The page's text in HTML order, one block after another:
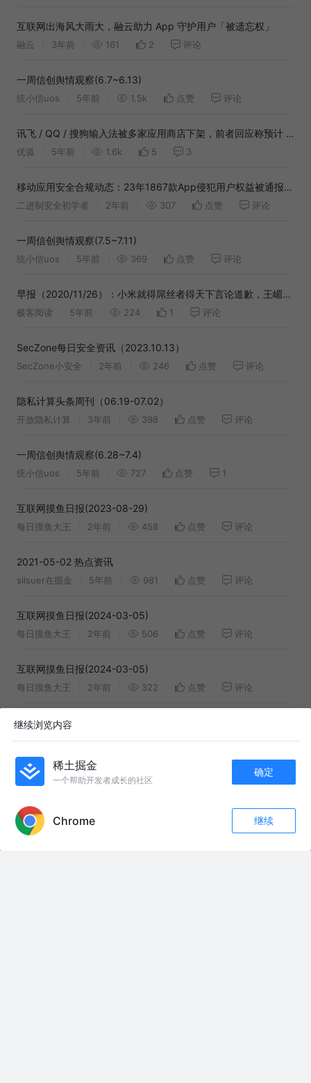
6
互联网出海风大雨大，融云助力 App 守护用户「被遗忘权」
融云 3年前 161 2 评论
一周信创舆情观察(6.7~6.13)
统小信uos 5年前 1.5k 点赞 评论
讯飞 / QQ / 搜狗输入法被多家应用商店下架，前者回应称预计 1
到 2 周重新上架
优弧 5年前 1.6k 5 3
移动应用安全合规动态：23年1867款App侵犯用户权益被通报；
多项个人信息标准发布；Apple将发新SDK政策（第1期）
二进制安全初学者 2年前 307 点赞 评论
一周信创舆情观察(7.5~7.11)
统小信uos 5年前 369 点赞 评论
早报（2020/11/26）：小米就得屌丝者得天下言论道歉，王嵋请
辞；印度再次禁用中国 43 款 APP；蛋壳公寓关联公司新增被执
极客阅读 5年前 224 1 评论
SecZone每日安全资讯（2023.10.13）
SecZone小安全 2年前 246 点赞 评论
隐私计算头条周刊（06.19-07.02）
开放隐私计算 3年前 398 点赞 评论
一周信创舆情观察(6.28~7.4)
统小信uos 5年前 727 点赞 1
互联网摸鱼日报(2023-08-29)
每日摸鱼大王 2年前 458 点赞 评论
2021-05-02 热点资讯
silsuer在掘金 5年前 981 点赞 评论
互联网摸鱼日报(2024-03-05)
每日摸鱼大王 2年前 506 点赞 评论
互联网摸鱼日报(2024-03-05)
每日摸鱼大王 2年前 322 点赞 评论
按这26款主流法规及标准自查，全面减少个人信息违规风险
二进制安全初学者 2年前 161 点赞 评论
二月安全月报 | 45亿条快递数据疑泄露，Twitter史上最大规模宕
友情链接：
继续浏览内容
稀土掘金
一个帮助开发者成长的社区
确定
Chrome 继续